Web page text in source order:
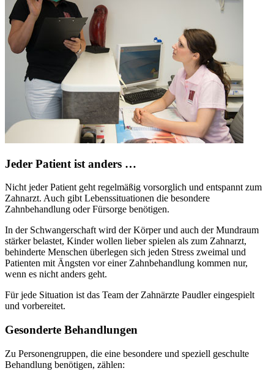
Jeder Patient ist anders …
Nicht jeder Patient geht regelmäßig vorsorglich und entspannt zum
Zahnarzt. Auch gibt Lebenssituationen die besondere
Zahnbehandlung oder Fürsorge benötigen.
In der Schwangerschaft wird der Körper und auch der Mundraum
stärker belastet, Kinder wollen lieber spielen als zum Zahnarzt,
behinderte Menschen überlegen sich jeden Stress zweimal und
Patienten mit Ängsten vor einer Zahnbehandlung kommen nur,
wenn es nicht anders geht.
Für jede Situation ist das Team der Zahnärzte Paudler eingespielt
und vorbereitet.
Gesonderte Behandlungen
Zu Personengruppen, die eine besondere und speziell geschulte
Behandlung benötigen, zählen: